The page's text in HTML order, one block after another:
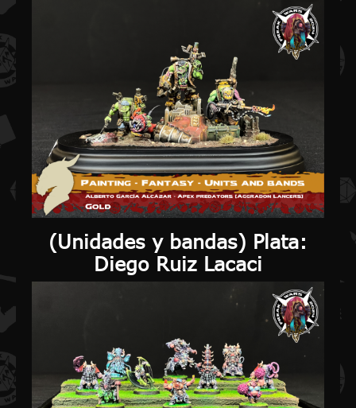
(Unidades y bandas) Plata:
Diego Ruiz Lacaci